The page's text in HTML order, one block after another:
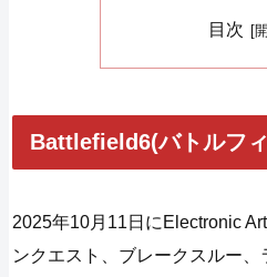
目次
Battlefield6(バトルフ
2025年10月11日にElectronic
ンクエスト、ブレークスルー